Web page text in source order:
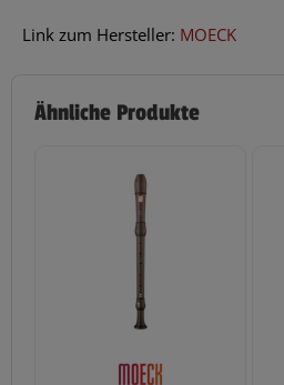
Link zum Hersteller: MOECK
Ähnliche Produkte